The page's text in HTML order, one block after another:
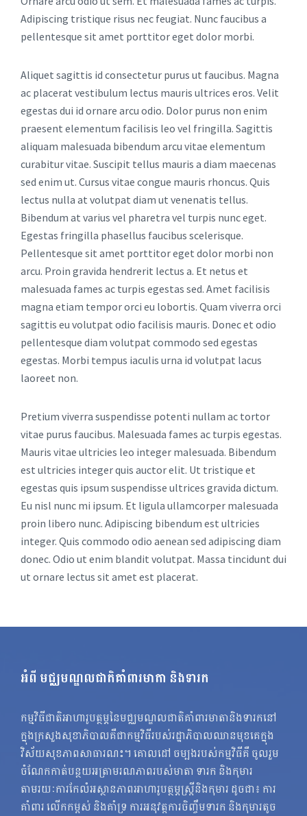
Adipiscing tristique risus nec feugiat. Nunc faucibus a
pellentesque sit amet porttitor eget dolor morbi.
Aliquet sagittis id consectetur purus ut faucibus. Magna
ac placerat vestibulum lectus mauris ultrices eros. Velit
egestas dui id ornare arcu odio. Dolor purus non enim
praesent elementum facilisis leo vel fringilla. Sagittis
aliquam malesuada bibendum arcu vitae elementum
curabitur vitae. Suscipit tellus mauris a diam maecenas
sed enim ut. Cursus vitae congue mauris rhoncus. Quis
lectus nulla at volutpat diam ut venenatis tellus.
Bibendum at varius vel pharetra vel turpis nunc eget.
Egestas fringilla phasellus faucibus scelerisque.
Pellentesque sit amet porttitor eget dolor morbi non
arcu. Proin gravida hendrerit lectus a. Et netus et
malesuada fames ac turpis egestas sed. Amet facilisis
magna etiam tempor orci eu lobortis. Quam viverra orci
sagittis eu volutpat odio facilisis mauris. Donec et odio
pellentesque diam volutpat commodo sed egestas
egestas. Morbi tempus iaculis urna id volutpat lacus
laoreet non.
Pretium viverra suspendisse potenti nullam ac tortor
vitae purus faucibus. Malesuada fames ac turpis egestas.
Mauris vitae ultricies leo integer malesuada. Bibendum
est ultricies integer quis auctor elit. Ut tristique et
egestas quis ipsum suspendisse ultrices gravida dictum.
Eu nisl nunc mi ipsum. Et ligula ullamcorper malesuada
proin libero nunc. Adipiscing bibendum est ultricies
integer. Quis commodo odio aenean sed adipiscing diam
donec. Odio ut enim blandit volutpat. Massa tincidunt dui
ut ornare lectus sit amet est placerat.
អំពី មជ្ឈមណ្ឌលជាតិគាំពារមាតា និងទារក
កម្មវិធីជាតិអាហារូបត្ថម្ភនៃមជ្ឈមណ្ឌលជាតិគាំពារមាតានិងទារកនៅ
ក្នុងក្រសួងសុខាភិបាលគឺជាកម្មវិធីរបស់រដ្ឋាភិបាលឈានមុខគេក្នុង
វិស័យសុខភាពសាធារណះ។ គោលដៅ ចម្បងរបស់កម្មវិធីគឺ ចូលរួម
ចំណែកកាត់បន្ថយអត្រាមរណភាពរបស់មាតា ទារក និងកុមារ
តាមរយៈការកែលំអស្ថានភាពអាហារូបត្ថម្ភស្ត្រីនិងកុមារ ដូចជា៖ ការ
គាំពារ លើកកម្ពស់ និងគាំទ្រ ការអនុវត្តការចិញ្ចឹមទារក និងកុមារតូច